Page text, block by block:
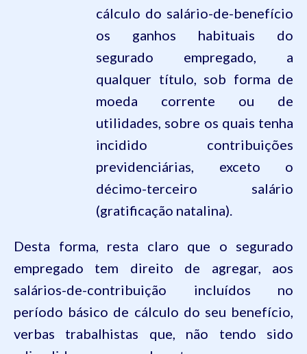
cálculo do salário-de-benefício
os ganhos habituais do
segurado empregado, a
qualquer título, sob forma de
moeda corrente ou de
utilidades, sobre os quais tenha
incidido contribuições
previdenciárias, exceto o
décimo-terceiro salário
(gratificação natalina).
Desta forma, resta claro que o segurado
empregado tem direito de agregar, aos
salários-de-contribuição incluídos no
período básico de cálculo do seu benefício,
verbas trabalhistas que, não tendo sido